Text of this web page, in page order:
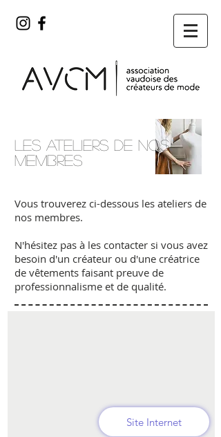
Les ateliers de nos
membres
Vous trouverez ci-dessous les ateliers de
nos membres.
N'hésitez pas à les contacter si vous avez
besoin d'un créateur ou d'une créatrice
de vêtements faisant preuve de
professionnalisme et de qualité.
Site Internet